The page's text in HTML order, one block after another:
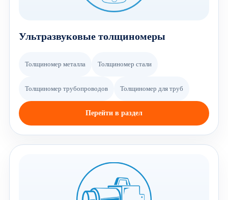
Ультразвуковые толщиномеры
Толщиномер металла Толщиномер стали
Толщиномер трубопроводов Толщиномер для труб
Перейти в раздел